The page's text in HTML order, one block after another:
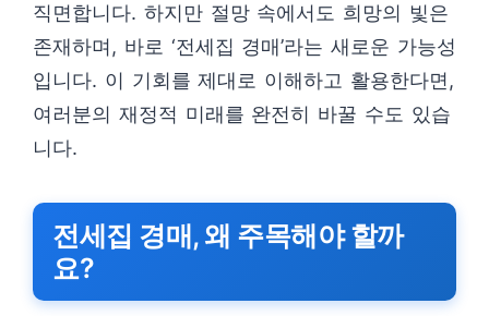
직면합니다. 하지만 절망 속에서도 희망의 빛은
존재하며, 바로 ‘전세집 경매’라는 새로운 가능성
입니다. 이 기회를 제대로 이해하고 활용한다면,
여러분의 재정적 미래를 완전히 바꿀 수도 있습
니다.
전세집 경매, 왜 주목해야 할까
요?